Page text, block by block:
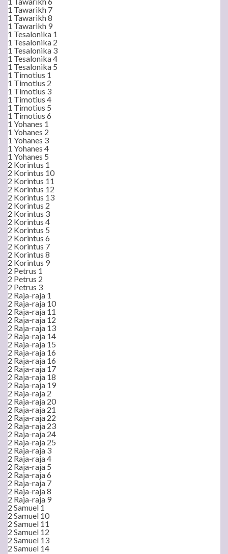
1 Tawarikh 7
1 Tawarikh 8
1 Tawarikh 9
1 Tesalonika 1
1 Tesalonika 2
1 Tesalonika 3
1 Tesalonika 4
1 Tesalonika 5
1 Timotius 1
1 Timotius 2
1 Timotius 3
1 Timotius 4
1 Timotius 5
1 Timotius 6
1 Yohanes 1
1 Yohanes 2
1 Yohanes 3
1 Yohanes 4
1 Yohanes 5
2 Korintus 1
2 Korintus 10
2 Korintus 11
2 Korintus 12
2 Korintus 13
2 Korintus 2
2 Korintus 3
2 Korintus 4
2 Korintus 5
2 Korintus 6
2 Korintus 7
2 Korintus 8
2 Korintus 9
2 Petrus 1
2 Petrus 2
2 Petrus 3
2 Raja-raja 1
2 Raja-raja 10
2 Raja-raja 11
2 Raja-raja 12
2 Raja-raja 13
2 Raja-raja 14
2 Raja-raja 15
2 Raja-raja 16
2 Raja-raja 16
2 Raja-raja 17
2 Raja-raja 18
2 Raja-raja 19
2 Raja-raja 2
2 Raja-raja 20
2 Raja-raja 21
2 Raja-raja 22
2 Raja-raja 23
2 Raja-raja 24
2 Raja-raja 25
2 Raja-raja 3
2 Raja-raja 4
2 Raja-raja 5
2 Raja-raja 6
2 Raja-raja 7
2 Raja-raja 8
2 Raja-raja 9
2 Samuel 1
2 Samuel 10
2 Samuel 11
2 Samuel 12
2 Samuel 13
2 Samuel 14